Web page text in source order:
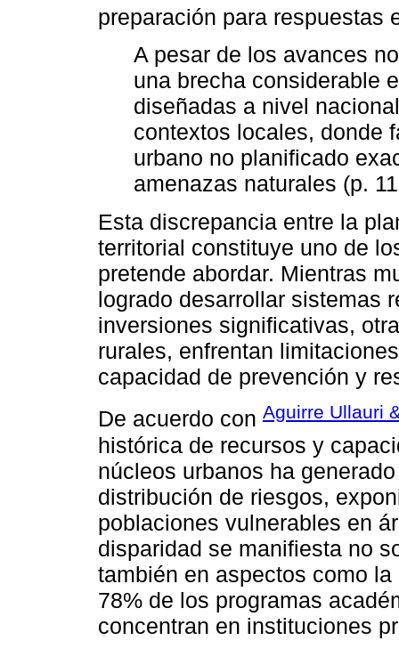
preparación para respuestas
A pesar de los avances
una brecha considerable
diseñadas a nivel
contextos locales, donde
urbano no planificado
amenazas naturales (p.
Esta discrepancia entre la
territorial constituye uno de
pretende abordar. Mientras
logrado desarrollar sistemas
inversiones significativas,
rurales, enfrentan
capacidad de prevención y
De acuerdo con Aguirre Ullauri
histórica de recursos y
núcleos urbanos ha
distribución de riesgos,
poblaciones vulnerables en
disparidad se manifiesta no
también en aspectos como
78% de los programas
concentran en instituciones